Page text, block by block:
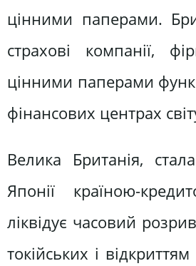
цінними паперами.
страхові компанії,
цінними паперами
фінансових центрах
Велика Британія,
Японії країною-
ліквідує часовий
токійських і